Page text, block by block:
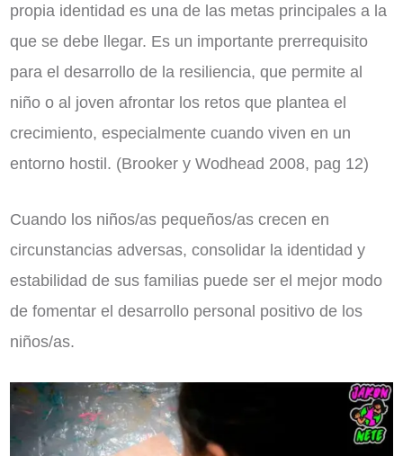
propia identidad es una de las metas principales a la
que se debe llegar. Es un importante prerrequisito
para el desarrollo de la resiliencia, que permite al
niño o al joven afrontar los retos que plantea el
crecimiento, especialmente cuando viven en un
entorno hostil. (Brooker y Wodhead 2008, pag 12)
Cuando los niños/as pequeños/as crecen en
circunstancias adversas, consolidar la identidad y
estabilidad de sus familias puede ser el mejor modo
de fomentar el desarrollo personal positivo de los
niños/as.